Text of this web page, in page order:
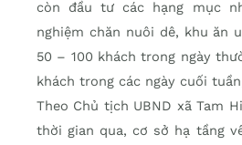
còn đầu tư các hạng mục
nghiệm chăn nuôi dê, khu ăn
50 – 100 khách trong ngày
khách trong các ngày cuối
Theo Chủ tịch UBND xã Tam
thời gian qua, cơ sở hạ tầng